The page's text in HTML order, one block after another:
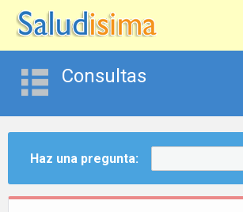
Consultas
Haz una pregunta: